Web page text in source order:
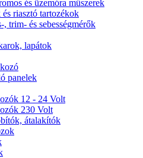
és üzemóra műszerek
riasztó tartozékok
trim- és sebességmérők
lapátok
panelek
12 - 24 Volt
230 Volt
átalakítók